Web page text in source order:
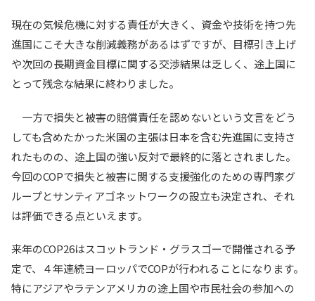
現在の気候危機に対する責任が大きく、資金や技術を持つ先
進国にこそ大きな削減義務があるはずですが、目標引き上げ
や次回の長期資金目標に関する交渉結果は乏しく、途上国に
とって残念な結果に終わりました。
一方で損失と被害の賠償責任を認めないという文言をどう
しても含めたかった米国の主張は日本を含む先進国に支持さ
れたものの、途上国の強い反対で最終的に落とされました。
今回のCOPで損失と被害に関する支援強化のための専門家グ
ループとサンティアゴネットワークの設立も決定され、それ
は評価できる点といえます。
来年のCOP26はスコットランド・グラスゴーで開催される予
定で、４年連続ヨーロッパでCOPが行われることになります。
特にアジアやラテンアメリカの途上国や市民社会の参加への